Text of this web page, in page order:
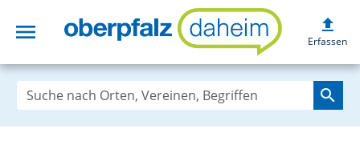
menu 25
upload
Erfassen
search